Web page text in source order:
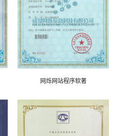
网烁网站程序软著